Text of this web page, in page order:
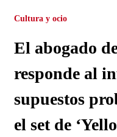
Cultura y ocio
El abogado
responde al
supuestos
el set de